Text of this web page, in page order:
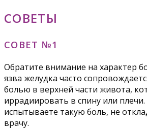
СОВЕТЫ
СОВЕТ №1
Обратите внимание на характер
язва желудка часто
болью в верхней части живота,
иррадиировать в спину или плечи.
испытываете такую боль, не
врачу.